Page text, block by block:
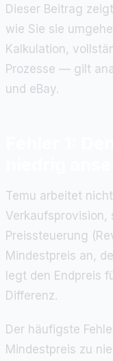
Dieser Beitrag
wie Sie sie
Kalkulation,
Prozesse — gilt
und eBay.
Temu arbeitet
Verkaufsprovision,
Preissteuerung
Mindestpreis an,
legt den Endpreis
Differenz.
Der häufigste
Mindestpreis zu